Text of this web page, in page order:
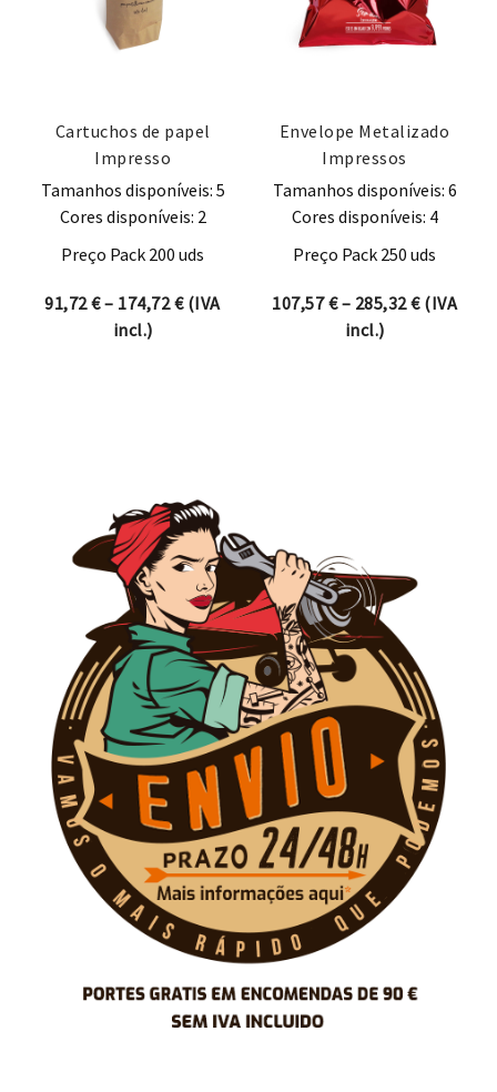
Cartuchos de papel
Impresso
Tamanhos disponíveis: 5
Cores disponíveis: 2
Preço Pack 200 uds
91,72€– 174,72€Price range: 91,72 € through 174,72 €
(IVA
incl.)
Envelope Metalizado
Impressos
Tamanhos disponíveis: 6
Cores disponíveis: 4
Preço Pack 250 uds
107,57€ – 285,32€Price
(IVA
incl.)